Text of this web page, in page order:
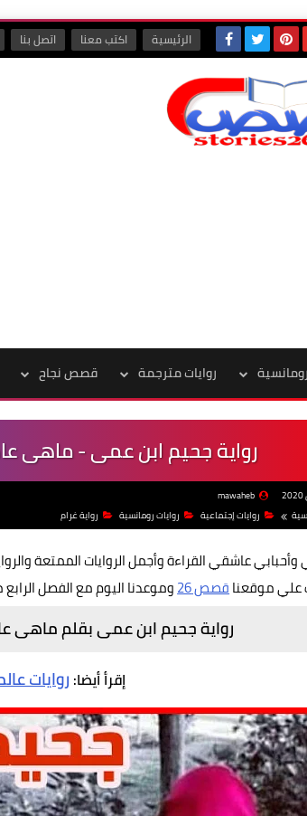
الرئيسية اكتب معنا اتصل بنا
روايات مترجمة قصص نجاح
رواية جحيم ابن عمى - ماهى
mawaheb
روايات إجتماعية روايات رومانسية رواية غرام
عاشقي القراءة وأجمل الروايات الممتعة
موقعناقصص 26 وموعدنا اليوم مع الفصل
رواية جحيم ابن عمى بقلم ماهى
إقرأ أيضا: روايات